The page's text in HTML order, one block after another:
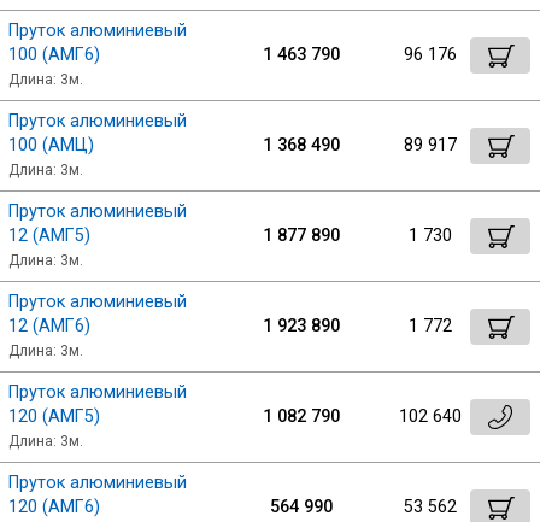
Круги абразивные
Электроды
Проволока
Пруток алюминиевый
100 (АМГ6)
Длина: 3м.
1 463 790 96 176
Пруток алюминиевый
100 (АМЦ)
Длина: 3м.
1 368 490 89 917
Пруток алюминиевый
12 (АМГ5)
Длина: 3м.
1 877 890 1 730
Пруток алюминиевый
12 (АМГ6)
Длина: 3м.
1 923 890 1 772
Пруток алюминиевый
120 (АМГ5)
Длина: 3м.
1 082 790 102 640
Пруток алюминиевый
120 (АМГ6)
564 990 53 562